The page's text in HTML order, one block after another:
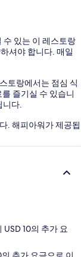
수 있는 이 레스토랑
셔야 합니다. 매일
토랑에서는 점심 식
즐기실 수 있습니
니다.
. 해피아워가 제공됩
USD 10의 추가 요